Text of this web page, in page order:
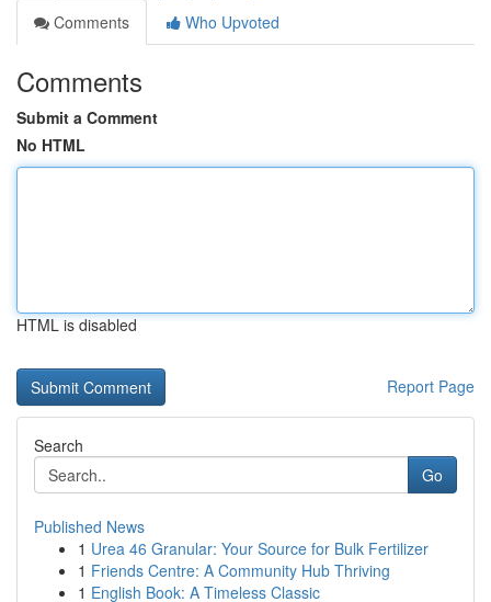
Comments
Who Upvoted
Comments
Submit a Comment
No HTML
HTML is disabled
Report Page
Search
Go
Published News
1 Urea 46 Granular: Your Source for Bulk Fertilizer
1 Friends Centre: A Community Hub Thriving
1 English Book: A Timeless Classic